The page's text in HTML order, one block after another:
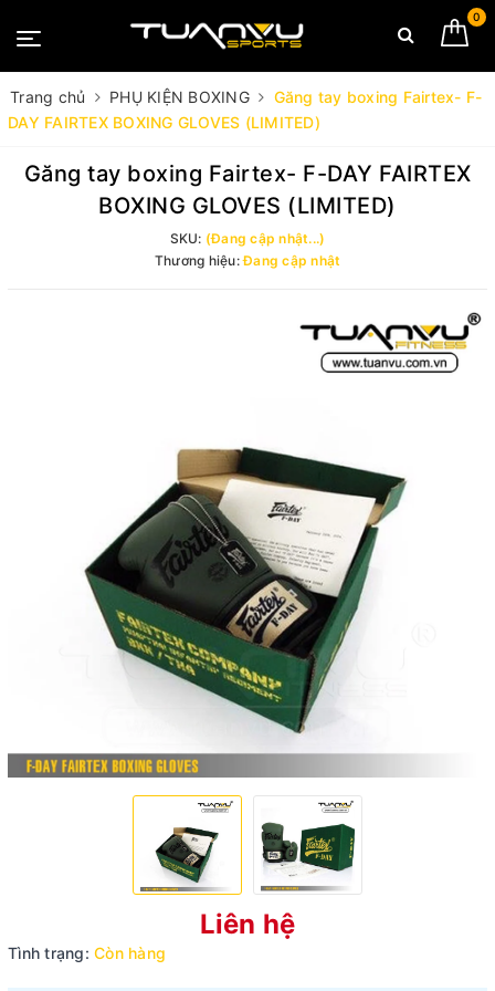
0
Trang chủ PHỤ KIỆN BOXING
Găng tay boxing Fairtex- F-
DAY FAIRTEX BOXING GLOVES (LIMITED)
Găng tay boxing Fairtex- F-DAY FAIRTEX
BOXING GLOVES (LIMITED)
SKU: (Đang cập nhật...)
Thương hiệu:Đang cập nhật
Liên hệ
Tình trạng: Còn hàng